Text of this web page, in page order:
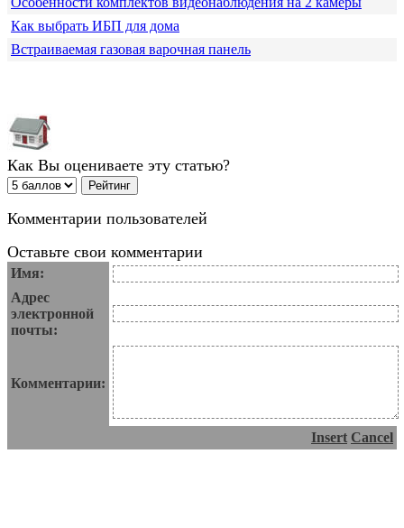
Как выбрать ИБП для дома
Встраиваемая газовая варочная панель
Как Вы оцениваете эту статью?
Комментарии пользователей
Оставьте свои комментарии
Имя:
Адрес
электронной
почты:
Комментарии:
Insert Cancel